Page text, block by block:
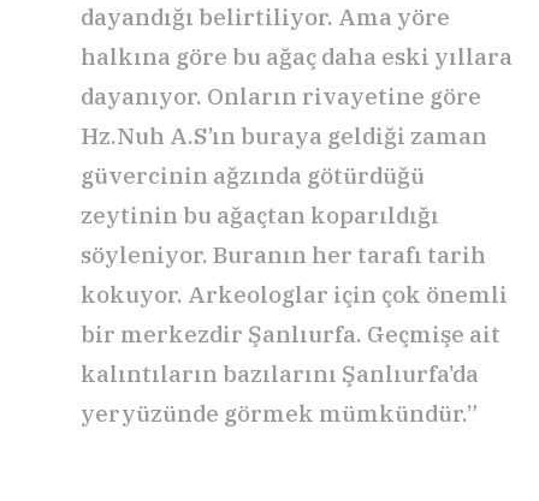
dayandığı belirtiliyor. Ama yöre
halkına göre bu ağaç daha eski yıllara
dayanıyor. Onların rivayetine göre
Hz.Nuh A.S’ın buraya geldiği zaman
güvercinin ağzında götürdüğü
zeytinin bu ağaçtan koparıldığı
söyleniyor. Buranın her tarafı tarih
kokuyor. Arkeologlar için çok önemli
bir merkezdir Şanlıurfa. Geçmişe ait
kalıntıların bazılarını Şanlıurfa’da
yeryüzünde görmek mümkündür.”